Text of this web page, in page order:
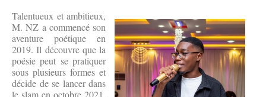
Talentueux et ambitieux,
M. NZ a commencé son
aventure poétique en
2019. Il découvre que la
poésie peut se pratiquer
sous plusieurs formes et
décide de se lancer dans
le slam en octobre 2021.